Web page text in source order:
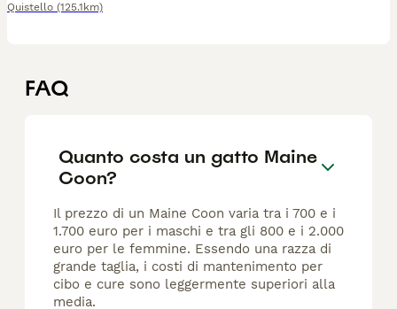
Quistello (125.1km)
FAQ
Quanto costa un gatto Maine
Coon?
Il prezzo di un Maine Coon varia tra i 700 e i
1.700 euro per i maschi e tra gli 800 e i 2.000
euro per le femmine. Essendo una razza di
grande taglia, i costi di mantenimento per
cibo e cure sono leggermente superiori alla
media.